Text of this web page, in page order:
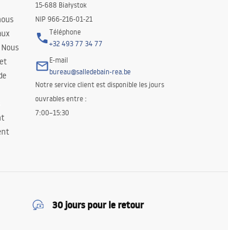
15-688 Białystok
NIP 966-216-01-21
Téléphone
+32 493 77 34 77
E-mail
bureau@salledebain-rea.be
Notre service client est disponible les jours
ouvrables entre :
7:00–15:30
30 jours pour le retour